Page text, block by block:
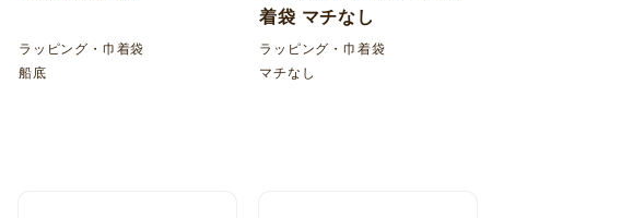
ラッピング・巾着袋
船底
着袋 マチなし
ラッピング・巾着袋
マチなし